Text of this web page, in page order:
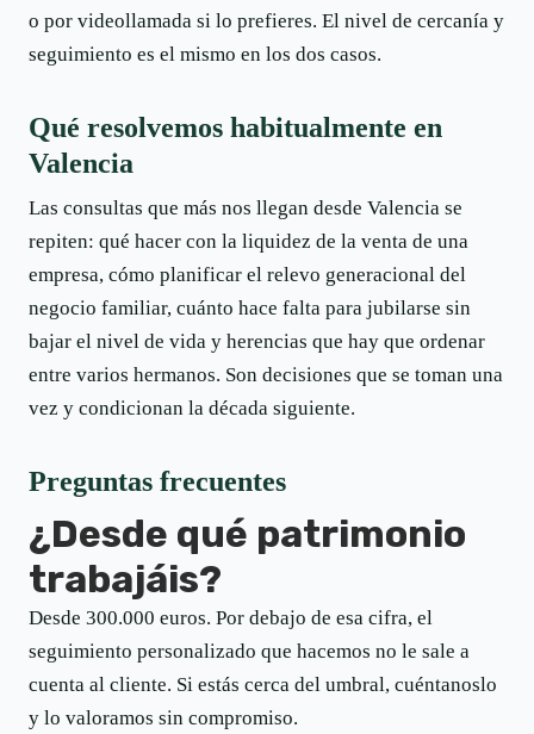
o por videollamada si lo prefieres. El nivel de cercanía y
seguimiento es el mismo en los dos casos.
Qué resolvemos habitualmente en
Valencia
Las consultas que más nos llegan desde Valencia se
repiten: qué hacer con la liquidez de la venta de una
empresa, cómo planificar el relevo generacional del
negocio familiar, cuánto hace falta para jubilarse sin
bajar el nivel de vida y herencias que hay que ordenar
entre varios hermanos. Son decisiones que se toman una
vez y condicionan la década siguiente.
Preguntas frecuentes
¿Desde qué patrimonio
trabajáis?
Desde 300.000 euros. Por debajo de esa cifra, el
seguimiento personalizado que hacemos no le sale a
cuenta al cliente. Si estás cerca del umbral, cuéntanoslo
y lo valoramos sin compromiso.